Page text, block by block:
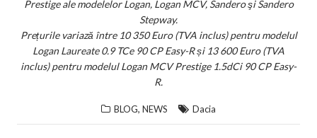
Prestige ale modelelor Logan, Logan MCV, Sandero şi Sandero
Stepway.
Prețurile variază între 10 350 Euro (TVA inclus) pentru modelul
Logan Laureate 0.9 TCe 90 CP Easy-R și 13 600 Euro (TVA
inclus) pentru modelul Logan MCV Prestige 1.5dCi 90 CP Easy-
R.
BLOG, NEWS Dacia